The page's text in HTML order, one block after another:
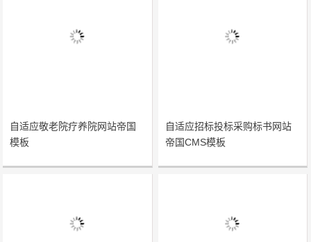
自适应敬老院疗养院网站帝国
模板
自适应招标投标采购标书网站
帝国CMS模板